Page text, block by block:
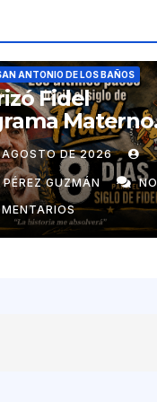
ANTONIO DE LOS BAÑOS
Fidel
Materno
en el pais
AGOSTO DE 2026
PÉREZ GUZMÁN
NO